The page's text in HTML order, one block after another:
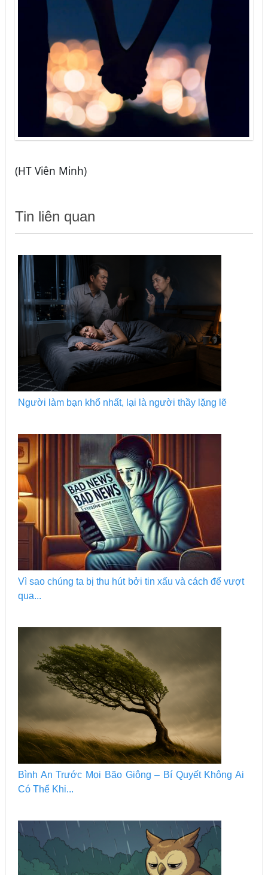
(HT Viên Minh)
Tin liên quan
Người làm bạn khổ nhất, lại là người thầy lặng lẽ
Vì sao chúng ta bị thu hút bởi tin xấu và cách để vượt
qua...
Bình An Trước Mọi Bão Giông – Bí Quyết Không Ai
Có Thể Khi...